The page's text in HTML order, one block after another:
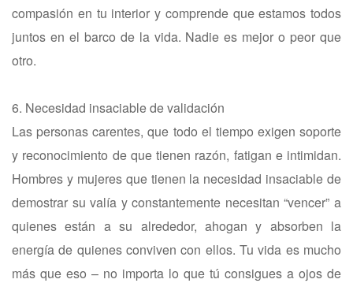
compasión en tu interior y comprende que estamos todos
juntos en el barco de la vida. Nadie es mejor o peor que
otro.
6. Necesidad insaciable de validación
Las personas carentes, que todo el tiempo exigen soporte
y reconocimiento de que tienen razón, fatigan e intimidan.
Hombres y mujeres que tienen la necesidad insaciable de
demostrar su valía y constantemente necesitan “vencer” a
quienes están a su alrededor, ahogan y absorben la
energía de quienes conviven con ellos. Tu vida es mucho
más que eso – no importa lo que tú consigues a ojos de